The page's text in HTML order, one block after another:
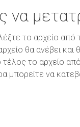
να
το αρχείο
θα ανέβει και
τέλος το αρχείο
μπορείτε να